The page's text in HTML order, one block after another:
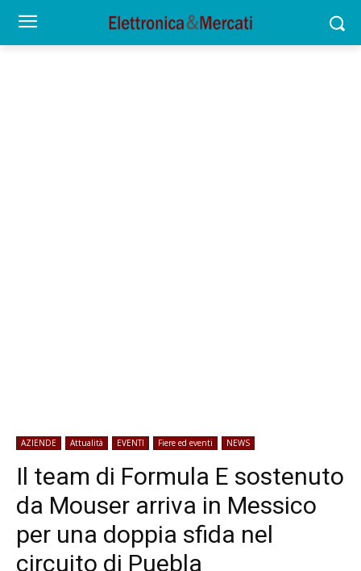
AZIENDE Attualità EVENTI Fiere ed eventi NEWS
Il team di Formula E sostenuto
da Mouser arriva in Messico
per una doppia sfida nel
circuito di Puebla